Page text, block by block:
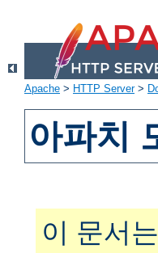
Apache > HTTP Server>
아파치
이 문서